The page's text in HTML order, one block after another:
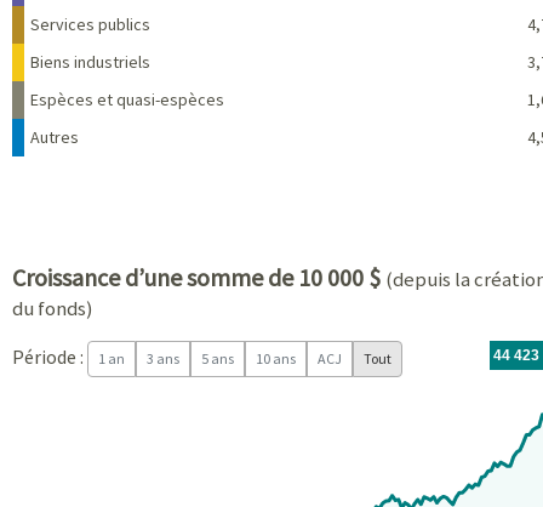
Services publics
Biens industriels
Espèces et quasi-espèces
Autres
Croissance d’une somme de 10 000 $ (depuis la
du fonds)
Période : 1 an 3 ans 5 ans 10 ans ACJ Tout Pour
2012-
au
2026-
tr.with
44 423
The chart has 1 X axis displaying Time. Data ranges from 2012-